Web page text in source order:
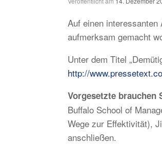
Auf einen
aufmerksam gemacht
Unter dem Titel
http://
Vorgesetzte brauchen
Buffalo School of
Wege zur Effektivität),
anschließen.